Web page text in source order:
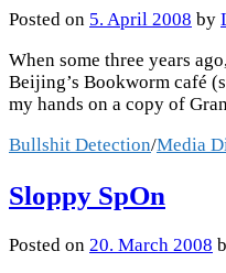
Posted on 5. April 2008 by
When some three years
Beijing’s Bookworm café
my hands on a copy of
Bullshit Detection/Media
Sloppy SpOn
Posted on 20. March 2008